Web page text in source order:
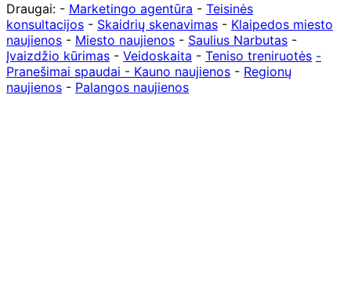
Draugai: - Marketingo agentūra - Teisinės
konsultacijos - Skaidrių skenavimas - Klaipedos miesto
naujienos - Miesto naujienos - Saulius Narbutas -
Įvaizdžio kūrimas - Veidoskaita - Teniso treniruotės -
Pranešimai spaudai - Kauno naujienos - Regionų
naujienos - Palangos naujienos